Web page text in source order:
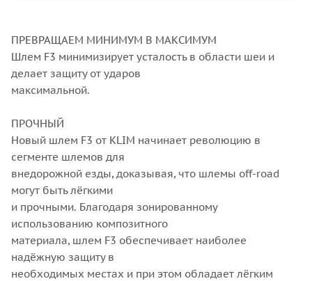
ПРЕВРАЩАЕМ МИНИМУМ В МАКСИМУМ
Шлем F3 минимизирует усталость в области шеи и
делает защиту от ударов
максимальной.
ПРОЧНЫЙ
Новый шлем F3 от KLIM начинает революцию в
сегменте шлемов для
внедорожной езды, доказывая, что шлемы off-road
могут быть лёгкими
и прочными. Благодаря зонированному
использованию композитного
материала, шлем F3 обеспечивает наиболее
надёжную защиту в
необходимых местах и при этом обладает лёгким